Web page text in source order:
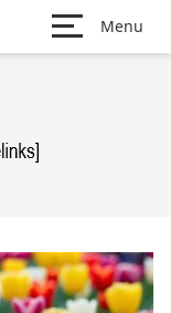
Menu